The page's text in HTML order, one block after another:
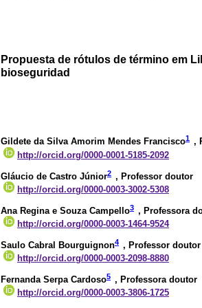
Propuesta de rótulos de término em
bioseguridad
Gildete da Silva Amorim Mendes Francisco1 ,
http://orcid.org/0000-0001-5185-2092
Gláucio de Castro Júnior2 , Professor doutor
http://orcid.org/0000-0003-3002-5308
Ana Regina e Souza Campello3 , Professora
http://orcid.org/0000-0003-1464-9524
Saulo Cabral Bourguignon4 , Professor doutor
http://orcid.org/0000-0003-2098-8880
Fernanda Serpa Cardoso5 , Professora doutor
http://orcid.org/0000-0003-3806-1725